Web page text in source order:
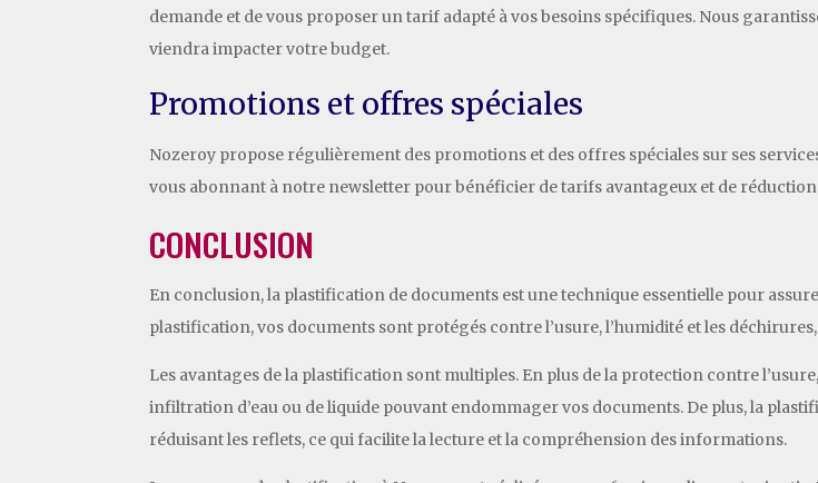
demande et de vous proposer un tarif adapté à vos besoins spécifiques. Nous
viendra impacter votre budget.
Promotions et offres spéciales
Nozeroy propose régulièrement des promotions et des offres spéciales sur ses
vous abonnant à notre newsletter pour bénéficier de tarifs avantageux et de
CONCLUSION
En conclusion, la plastification de documents est une technique essentielle pour
plastification, vos documents sont protégés contre l’usure, l’humidité et les
Les avantages de la plastification sont multiples. En plus de la protection contre
infiltration d’eau ou de liquide pouvant endommager vos documents. De plus, la
réduisant les reflets, ce qui facilite la lecture et la compréhension des informations.